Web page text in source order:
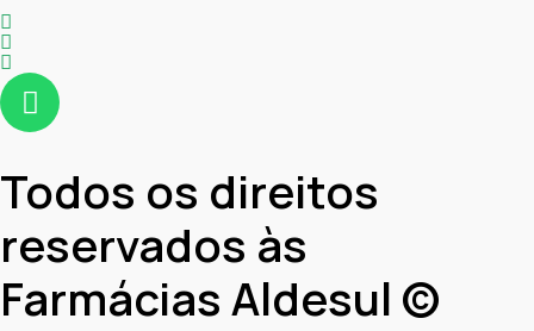
Todos os direitos
reservados às
Farmácias Aldesul ©